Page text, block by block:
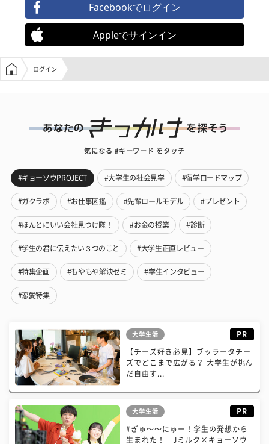
Facebookでログイン
Appleでサインイン
学生の窓口トップ
ログイン
気になる #キーワード をタッチ
#キョーソウPROJECT #大学生の社会見学 #留学ロードマップ
#ガクラボ #お仕事図鑑 #先輩ロールモデル #プレゼント
#ほんとにいい会社見つけ隊！ #お金の授業 #診断
#学生の君に伝えたい３つのこと #大学生正直レビュー
#特集企画 #もやもや解決ゼミ #学生インタビュー
#恋愛特集
大学生活 PR
【チーズ好き必見】ブッラータチー
ズでどこまで広がる？ 大学生が挑ん
だ自由す...
大学生活 PR
#ぎゅ〜〜にゅー！学生の発想から
生まれた！ Jミルク×キョーソウ